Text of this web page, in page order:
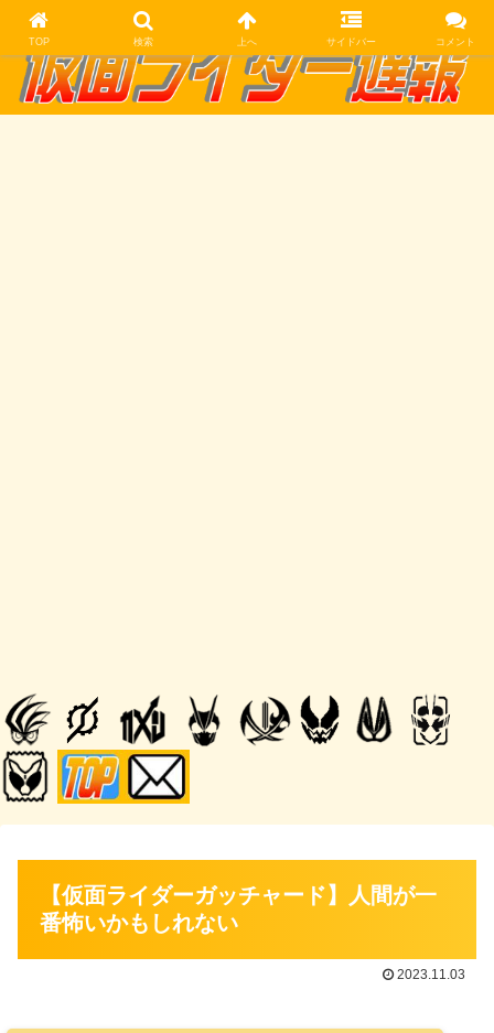
【仮面ライダーガッチャード】人間が一
番怖いかもしれない
2023.11.03
TOP 検索 上へ サイドバー コメント